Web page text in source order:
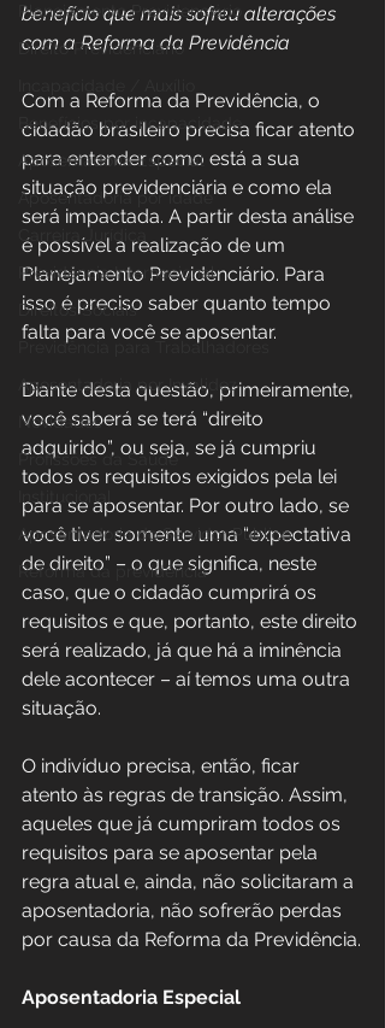
Planejamento Previdenciário
Direito Previdenciário
Benefícios por incapacidade
Aposentadoria Especial
Aposentadoria por idade
Carreira Jurídica
Previdência Internacional
Direitos Sociais
Previdência para Trabalhadores
Aposentadoria por Invalidez
Novidades
Profissões da Saúde
Aposentadoria do Servidor Público
Reforma da previdência
benefício que mais sofreu alterações
com a Reforma da Previdência
Com a Reforma da Previdência, o
cidadão brasileiro precisa ficar atento
para entender como está a sua
situação previdenciária e como ela
será impactada. A partir desta análise
é possível a realização de um
Planejamento Previdenciário. Para
isso é preciso saber quanto tempo
falta para você se aposentar.
Diante desta questão, primeiramente,
você saberá se terá “direito
adquirido”, ou seja, se já cumpriu
todos os requisitos exigidos pela lei
para se aposentar. Por outro lado, se
você tiver somente uma “expectativa
de direito” – o que significa, neste
caso, que o cidadão cumprirá os
requisitos e que, portanto, este direito
será realizado, já que há a iminência
dele acontecer – aí temos uma outra
situação.
O indivíduo precisa, então, ficar
atento às regras de transição. Assim,
aqueles que já cumpriram todos os
requisitos para se aposentar pela
regra atual e, ainda, não solicitaram a
aposentadoria, não sofrerão perdas
por causa da Reforma da Previdência.
Aposentadoria Especial